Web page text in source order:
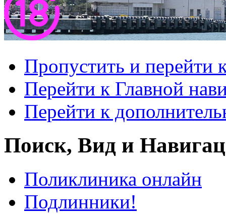
Пропустить и перейти
Перейти к Главной
Перейти к
Поиск, Вид и
Поликлиника онлайн
Подлинники!